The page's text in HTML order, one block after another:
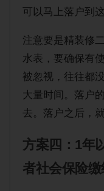
可以马上落户到
注意要是精装修
水表，要确保有
被忽视，往往都
大量时间。落户
去。落户之后，
方案四：1年
者社会保险缴